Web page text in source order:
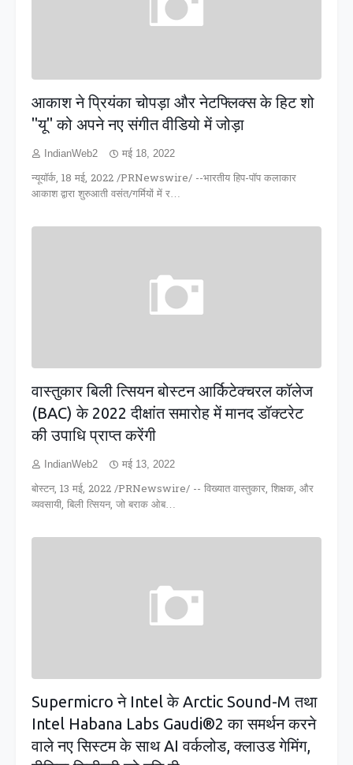
आकाश ने प्रियंका चोपड़ा और नेटफ्लिक्स के हिट शो
"यू" को अपने नए संगीत वीडियो में जोड़ा
IndianWeb2 मई 18, 2022
न्यूयॉर्क, 18 मई, 2022 /PRNewswire/ --भारतीय हिप-पॉप कलाकार
आकाश द्वारा शुरुआती वसंत/गर्मियों में र…
वास्तुकार बिली त्सियन बोस्टन आर्किटेक्चरल कॉलेज
(BAC) के 2022 दीक्षांत समारोह में मानद डॉक्टरेट
की उपाधि प्राप्त करेंगी
IndianWeb2 मई 13, 2022
बोस्टन, 13 मई, 2022 /PRNewswire/ -- विख्यात वास्तुकार, शिक्षक, और
व्यवसायी, बिली त्सियन, जो बराक ओब…
Supermicro ने Intel के Arctic Sound-M तथा
Intel Habana Labs Gaudi®2 का समर्थन करने
वाले नए सिस्टम के साथ AI वर्कलोड, क्लाउड गेमिंग,